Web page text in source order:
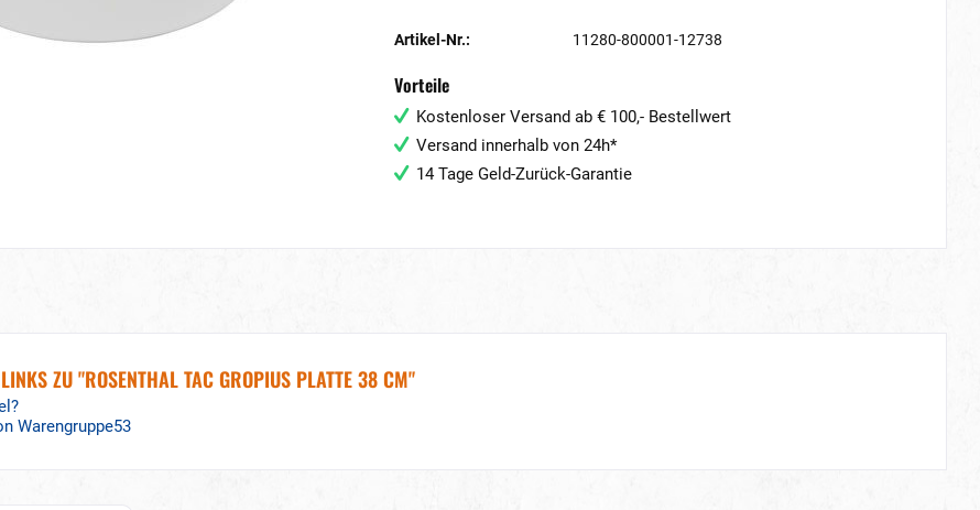
Artikel-Nr.: 11280-800001-12738
Vorteile
Kostenloser Versand ab € 100,- Bestellwert
Versand innerhalb von 24h*
14 Tage Geld-Zurück-Garantie
ZU "ROSENTHAL TAC GROPIUS PLATTE 38 CM"
Warengruppe53